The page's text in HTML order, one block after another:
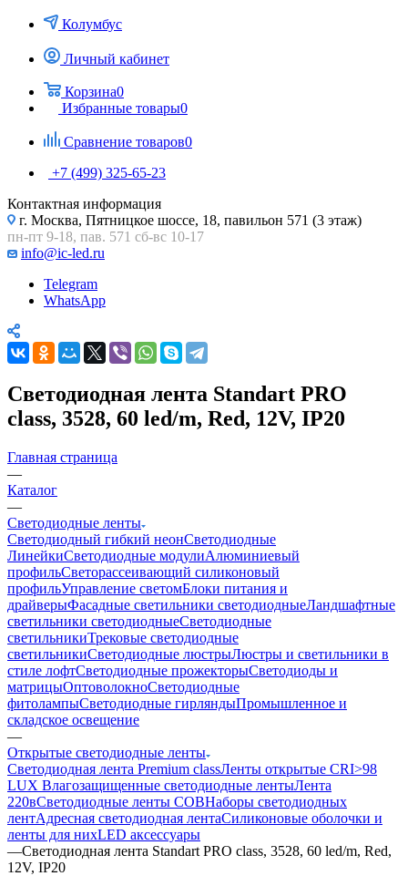
Колумбус
Личный кабинет
Корзина0
Избранные товары0
Сравнение товаров0
+7 (499) 325-65-23
Контактная информация
г. Москва, Пятницкое шоссе, 18, павильон 571 (3 этаж)
пн-пт 9-18, пав. 571 сб-вс 10-17
info@ic-led.ru
Telegram
WhatsApp
Светодиодная лента Standart PRO
class, 3528, 60 led/m, Red, 12V, IP20
Главная страница
—
Каталог
—
Светодиодные ленты
Светодиодный гибкий неонСветодиодные
ЛинейкиСветодиодные модулиАлюминиевый
профильСветорассеивающий силиконовый
профильУправление светомБлоки питания и
драйверыФасадные светильники светодиодныеЛандшафтные
светильники светодиодныеСветодиодные
светильникиТрековые светодиодные
светильникиСветодиодные люстрыЛюстры и светильники в
стиле лофтСветодиодные прожекторыСветодиоды и
матрицыОптоволокноСветодиодные
фитолампыСветодиодные гирляндыПромышленное и
складское освещение
—
Открытые светодиодные ленты
Светодиодная лента Premium classЛенты открытые CRI>98
LUX Влагозащищенные светодиодные лентыЛента
220вСветодиодные ленты COBНаборы светодиодных
лентАдресная светодиодная лентаСиликоновые оболочки и
ленты для нихLED аксессуары
—Светодиодная лента Standart PRO class, 3528, 60 led/m, Red,
12V, IP20